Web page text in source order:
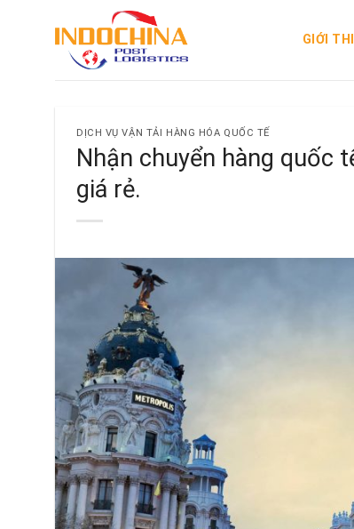
GIỚI
DỊCH VỤ VẬN TẢI HÀNG HÓA QUỐC TẾ
Nhận chuyển hàng quốc
giá rẻ.